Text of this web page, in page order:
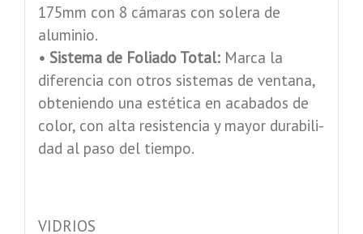
175mm con 8 cámaras con solera de
aluminio.
• Sistema de Foliado Total:Marca la
diferencia con otros sistemas de ventana,
obteniendo una estética en acabados de
color, con alta resistencia y mayor durabili-
dad al paso del tiempo.
VIDRIOS